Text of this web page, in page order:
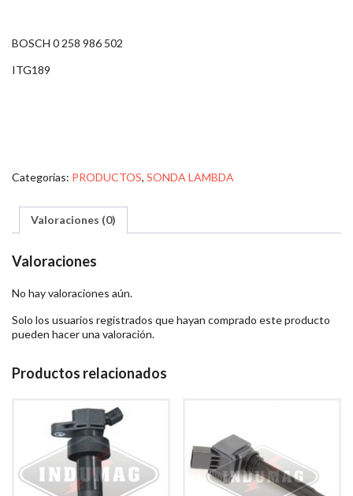
BOSCH 0 258 986 502
ITG189
Categorías: PRODUCTOS, SONDA LAMBDA
Valoraciones (0)
Valoraciones
No hay valoraciones aún.
Solo los usuarios registrados que hayan comprado este producto
pueden hacer una valoración.
Productos relacionados